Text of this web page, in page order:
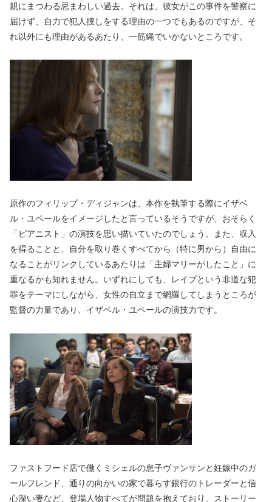
親にまつわる忌まわしい過去。それは、彼女がこの事件を警察に
届けず、自力で犯人捜しをする理由の一つでもあるのですが、そ
れ以外にも理由があるあたり、一筋縄でいかないところです。
原作のフィリップ・ディジャンは、本作を執筆する際にイザベ
ル・ユペールをイメージしたと言っているそうですが、おそらく
「ピアニスト」の演技を思い描いていたのでしょう。また、収入
を得ることと、自分を取り巻くすべてから（特に男から）自由に
なることがリンクしているあたりは「主婦マリーがしたこと」に
重なるかも知れません。いずれにしても、レイプという非道な犯
罪をテーマにしながら、女性の自立まで網羅してしまうところが
監督の力量であり、イザベル・ユペールの演技力です。
ファストフード店で働くミシェルの息子ヴァンサンと妊娠中のガ
ールフレンド、通りの向かいの家で暮らす銀行のトレーダーと信
心深い妻など、登場人物すべてが問題を抱えており、ストーリー